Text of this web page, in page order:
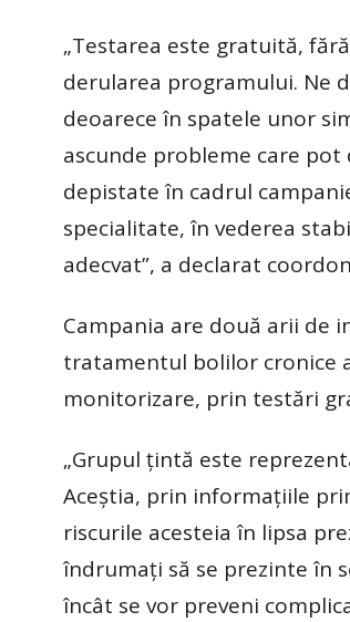
„Testarea este gratuită,
derularea programului. Ne
deoarece în spatele unor
ascunde probleme care
depistate în cadrul
specialitate, în vederea
adecvat”, a declarat
Campania are două arii de
tratamentul bolilor cronice
monitorizare, prin testări
„Grupul ţintă este
Aceştia, prin informaţiile
riscurile acesteia în lipsa
îndrumaţi să se prezinte în
încât se vor preveni